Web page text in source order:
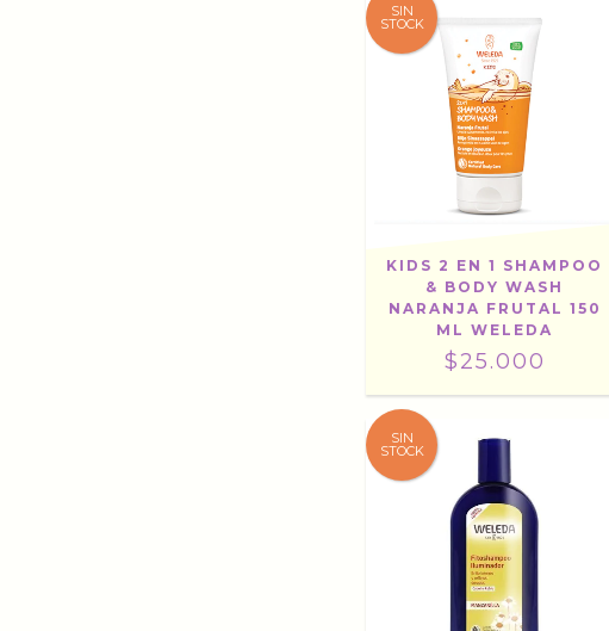
SIN
STOCK
KIDS 2 EN 1 SHAMPOO
& BODY WASH
NARANJA FRUTAL 150
ML WELEDA
$25.000
SIN
STOCK